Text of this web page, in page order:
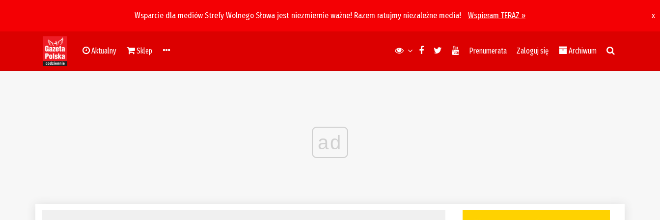
Wsparcie dla mediów Strefy Wolnego Słowa jest niezmiernie ważne! Razem ratujmy niezależne media! Wspieram TERAZ » x
Aktualny Sklep Prenumerata Zaloguj się Archiwum
ad